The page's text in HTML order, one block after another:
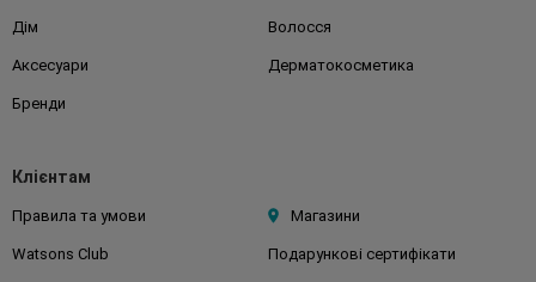
Дім Волосся
Аксесуари Дерматокосметика
Бренди
Клієнтам
Правила та умови Магазини
Watsons Club Подарункові сертифікати